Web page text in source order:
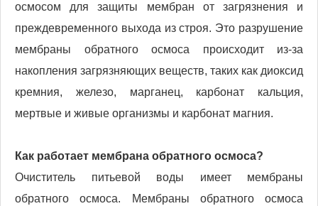
осмосом для защиты мембран от загрязнения и
преждевременного выхода из строя. Это разрушение
мембраны обратного осмоса происходит из-за
накопления загрязняющих веществ, таких как диоксид
кремния, железо, марганец, карбонат кальция,
мертвые и живые организмы и карбонат магния.
Как работает мембрана обратного осмоса?
Очиститель питьевой воды имеет мембраны
обратного осмоса. Мембраны обратного осмоса